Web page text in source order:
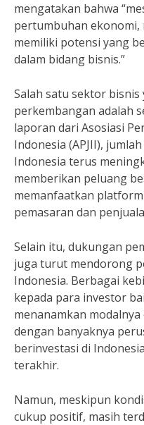
mengatakan bahwa
pertumbuhan ekonomi,
memiliki potensi yang
dalam bidang bisnis.”
Salah satu sektor
perkembangan adalah
laporan dari Asosiasi
Indonesia (APJII),
Indonesia terus
memberikan peluang
memanfaatkan
pemasaran dan
Selain itu, dukungan
juga turut mendorong
Indonesia. Berbagai
kepada para investor
menanamkan
dengan banyaknya
berinvestasi di
terakhir.
Namun, meskipun
cukup positif, masih